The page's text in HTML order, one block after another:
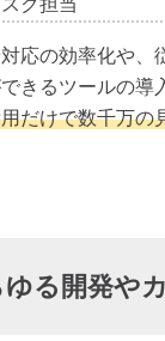
応の効率化や
きるツールの
だけで数千万の
る開発や